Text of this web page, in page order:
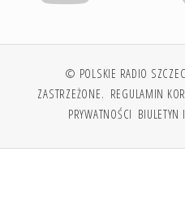
© POLSKIE RADIO
ZASTRZEŻONE. REGULAMIN
PRYWATNOŚCI BIULETYN